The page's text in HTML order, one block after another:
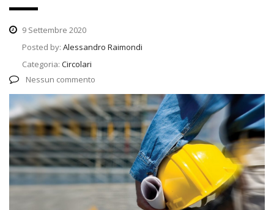
9 Settembre 2020
Posted by: Alessandro Raimondi
Categoria: Circolari
Nessun commento